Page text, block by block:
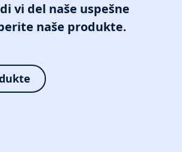
vi del naše uspešne
naše produkte.